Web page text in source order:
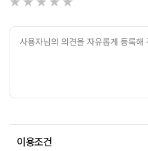
이용조건